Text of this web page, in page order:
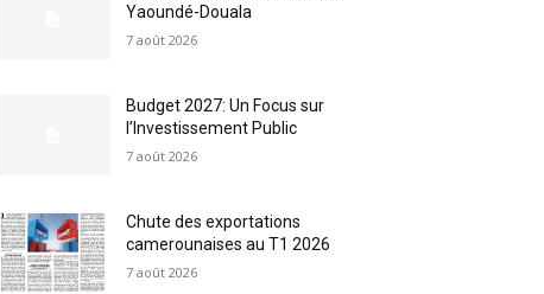
Yaoundé-Douala
7 août 2026
Budget 2027: Un Focus sur
l’Investissement Public
7 août 2026
Chute des exportations
camerounaises au T1 2026
7 août 2026